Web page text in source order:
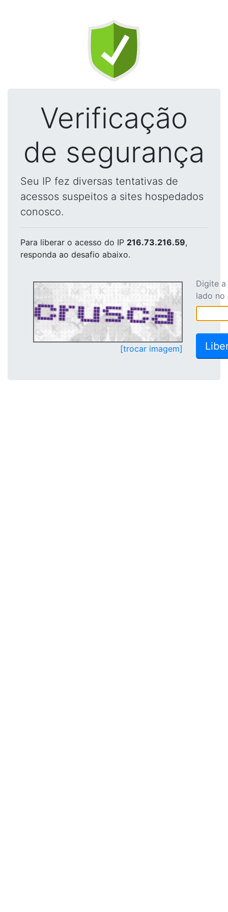
Verificação
de segurança
Seu IP fez diversas tentativas de
acessos suspeitos a sites hospedados
conosco.
Para liberar o acesso do IP 216.73.216.59,
responda ao desafio abaixo.
[trocar imagem]
Digite
lado no